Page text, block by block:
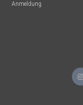
Anmeldung